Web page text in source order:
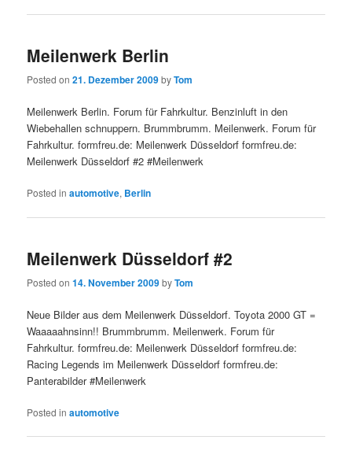
Meilenwerk Berlin
Posted on21. Dezember 2009byTom
Meilenwerk Berlin. Forum für Fahrkultur. Benzinluft in den
Wiebehallen schnuppern. Brummbrumm. Meilenwerk. Forum für
Fahrkultur. formfreu.de: Meilenwerk Düsseldorf formfreu.de:
Meilenwerk Düsseldorf #2 #Meilenwerk
Posted in automotive, Berlin
Meilenwerk Düsseldorf #2
Posted on14. November 2009byTom
Neue Bilder aus dem Meilenwerk Düsseldorf. Toyota 2000 GT =
Waaaaahnsinn!! Brummbrumm. Meilenwerk. Forum für
Fahrkultur. formfreu.de: Meilenwerk Düsseldorf formfreu.de:
Racing Legends im Meilenwerk Düsseldorf formfreu.de:
Panterabilder #Meilenwerk
Posted in automotive